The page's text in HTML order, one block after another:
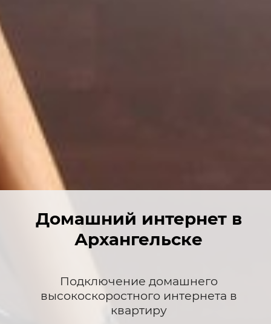
Домашний интернет в
Архангельске
Подключение домашнего
высокоскоростного интернета в
квартиру